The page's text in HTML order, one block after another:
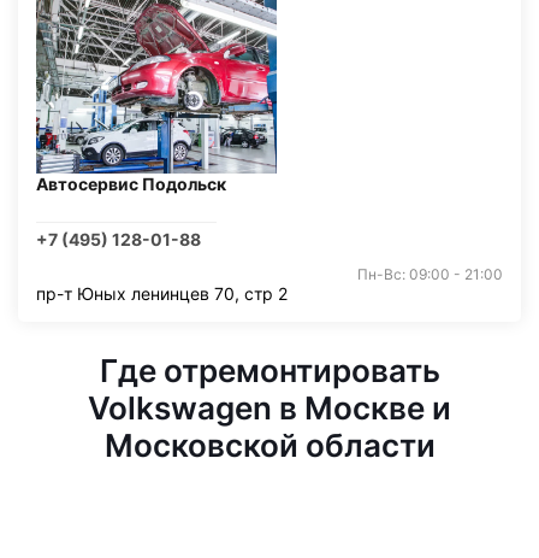
Автосервис Подольск
+7 (495) 128-01-88
Пн-Вс: 09:00 - 21:00
пр-т Юных ленинцев 70, стр 2
Где отремонтировать
Volkswagen в Москве и
Московской области